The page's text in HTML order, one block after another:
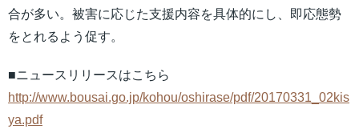
合が多い。被害に応じた支援内容を具体的にし、即応態勢
をとれるよう促す。
■ニュースリリースはこちら
http://www.bousai.go.jp/kohou/oshirase/pdf/20170331_02kis
ya.pdf